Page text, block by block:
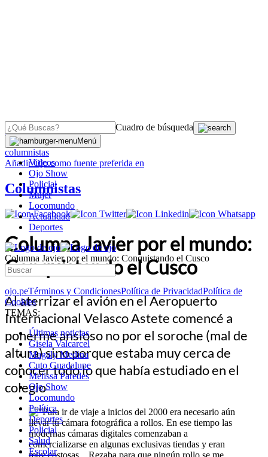
Cuadro de búsqueda
Menú
Videos
Ojo Show
Policial
Mujer
Locomundo
Actualidad
Deportes
Columna Javier por el mundo: Conquistando el Cusco
ojo.peTérminos y CondicionesPolítica de PrivacidadPolítica de
Cookies
TEMAS:
Últimas noticias
Gisela Valcarcel
Magaly Medina
Cuto Guadalupe
Melissa Paredes
Ojo Show
Locomundo
Política
Deportes
Policial
Salud
Escolar
OJO
columnistas
AñadirOjocomo fuente preferida en
Columnistas
Columna Javier por el mundo:
Conquistando el Cusco
Al aterrizar el avión en el Aeropuerto
Internacional Velasco Astete comencé a
ponerme ansioso no por el soroche (mal de
altura) sino porque estaba muy cerca de
conocer todo lo que había estudiado en el
colegio